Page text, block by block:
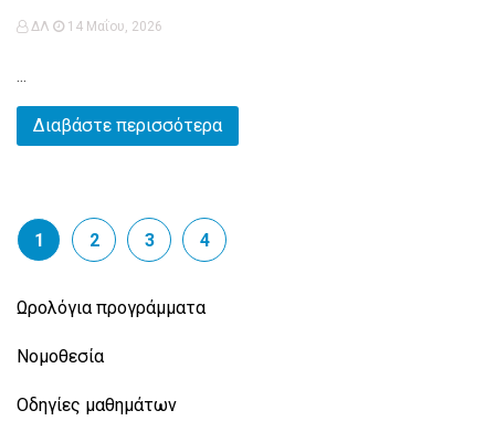
ΔΛ 14 Μαΐου, 2026
...
Διαβάστε περισσότερα
1 2 3 4
Ωρολόγια προγράμματα
Νομοθεσία
Οδηγίες μαθημάτων